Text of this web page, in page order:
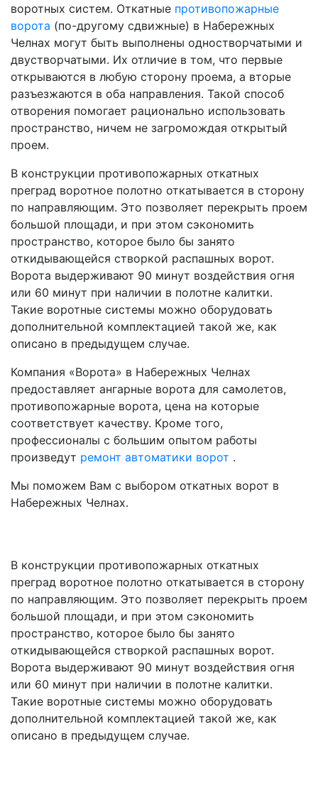
воротных систем. Откатные противопожарные
ворота (по-другому сдвижные) в Набережных
Челнах могут быть выполнены одностворчатыми и
двустворчатыми. Их отличие в том, что первые
открываются в любую сторону проема, а вторые
разъезжаются в оба направления. Такой способ
отворения помогает рационально использовать
пространство, ничем не загромождая открытый
проем.
В конструкции противопожарных откатных
преград воротное полотно откатывается в сторону
по направляющим. Это позволяет перекрыть проем
большой площади, и при этом сэкономить
пространство, которое было бы занято
откидывающейся створкой распашных ворот.
Ворота выдерживают 90 минут воздействия огня
или 60 минут при наличии в полотне калитки.
Такие воротные системы можно оборудовать
дополнительной комплектацией такой же, как
описано в предыдущем случае.
Компания «Ворота» в Набережных Челнах
предоставляет ангарные ворота для самолетов,
противопожарные ворота, цена на которые
соответствует качеству. Кроме того,
профессионалы с большим опытом работы
произведут ремонт автоматики ворот .
Мы поможем Вам с выбором откатных ворот в
Набережных Челнах.
В конструкции противопожарных откатных
преград воротное полотно откатывается в сторону
по направляющим. Это позволяет перекрыть проем
большой площади, и при этом сэкономить
пространство, которое было бы занято
откидывающейся створкой распашных ворот.
Ворота выдерживают 90 минут воздействия огня
или 60 минут при наличии в полотне калитки.
Такие воротные системы можно оборудовать
дополнительной комплектацией такой же, как
описано в предыдущем случае.